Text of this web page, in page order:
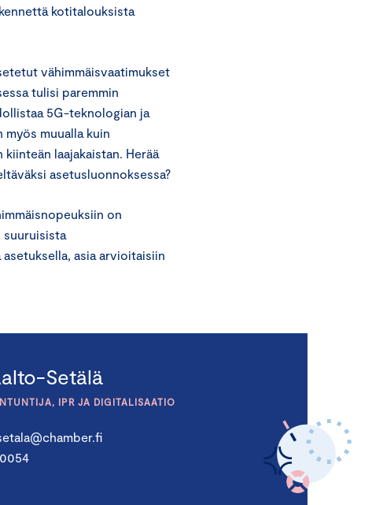
kotitalouksista
vähimmäisvaatimukset
tulisi paremmin
5G-teknologian ja
muualla kuin
laajakaistan. Herää
asetusluonnoksessa?
on
suuruisista
asia arvioitaisiin
Setälä
IPR JA DIGITALISAATIO